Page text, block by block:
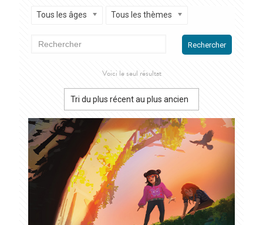
Tous les âges Tous les thèmes
Rechercher
Voici le seul résultat